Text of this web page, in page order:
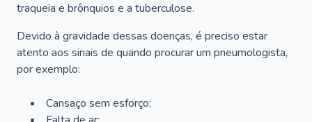
traqueia e brônquios e a tuberculose.
Devido à gravidade dessas doenças, é preciso estar
atento aos sinais de quando procurar um pneumologista,
por exemplo:
Cansaço sem esforço;